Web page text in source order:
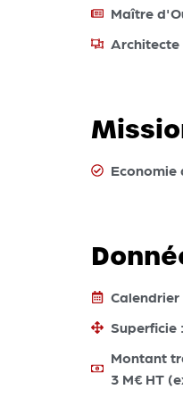
Maître
Architecte
Economie
Superficie
Montant
3 M€ HT